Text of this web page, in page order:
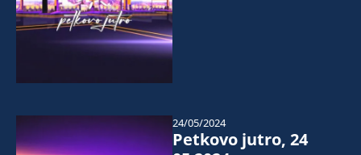
Petkovo jutro, 24
24/05/2024